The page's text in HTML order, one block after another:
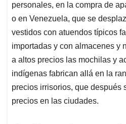
personales, en la compra de
o en Venezuela, que se
vestidos con atuendos típicos
importadas y con almacenes y
a altos precios las mochilas y
indígenas fabrican allá en la
precios irrisorios, que después
precios en las ciudades.